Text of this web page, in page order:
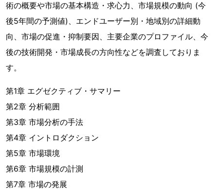
術の概要や市場の基本構造・求心力、市場規模の動向 (今
後5年間の予測値)、エンドユーザー別・地域別の詳細動
向、市場の促進・抑制要因、主要企業のプロファイル、今
後の技術開発・市場成長の方向性などを調査しておりま
す。
第1章 エグゼクティブ・サマリー
第2章 分析範囲
第3章 市場分析の手法
第4章 イントロダクション
第5章 市場環境
第6章 市場規模の計測
第7章 市場の発展